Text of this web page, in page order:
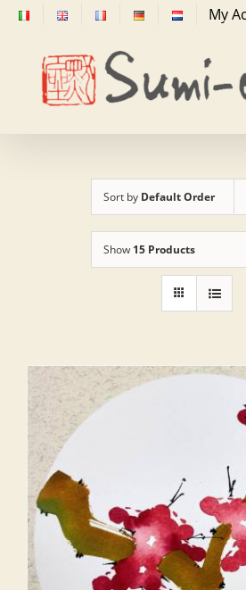
Skip
content
My
Sort by Default Order
Show 15 Products